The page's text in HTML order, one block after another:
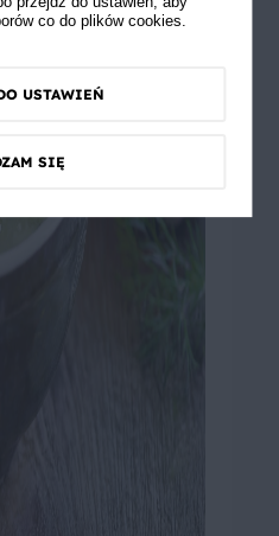
co do plików cookies.
USTAWIEŃ
SIĘ